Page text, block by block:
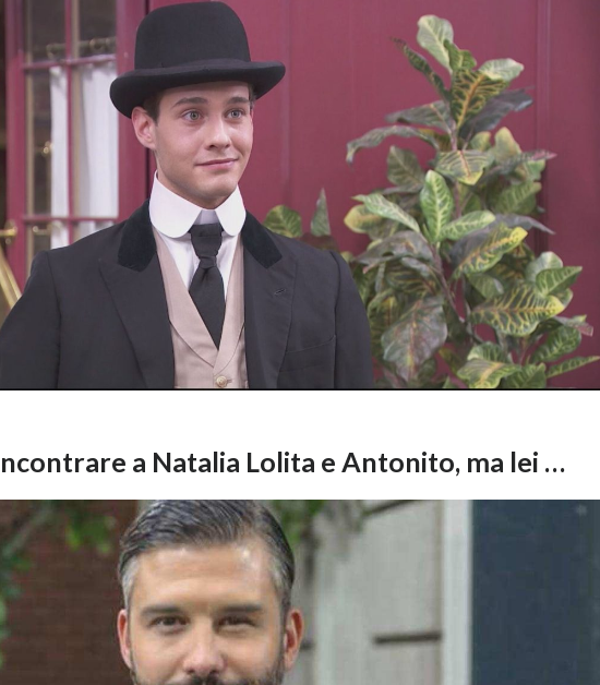
a Natalia Lolita e Antonito, ma lei …